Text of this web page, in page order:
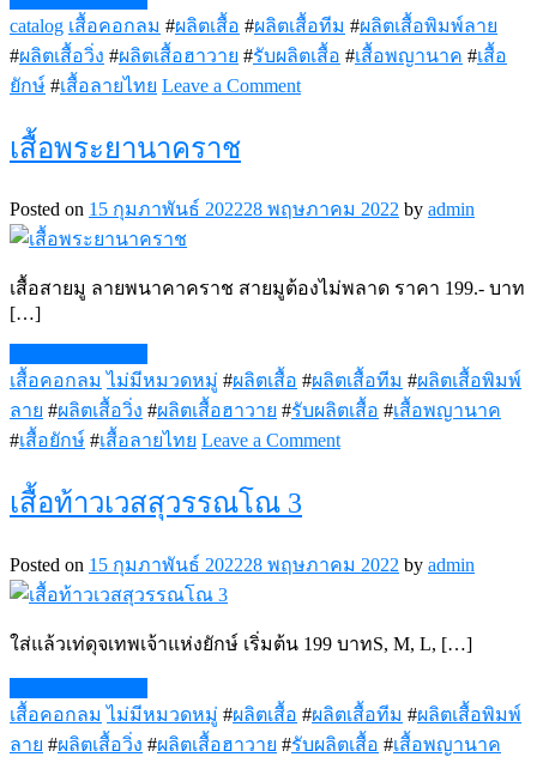
catalog เสื้อคอกลม #ผลิตเสื้อ #ผลิตเสื้อทีม #ผลิตเสื้อพิมพ์ลาย
#ผลิตเสื้อวิ่ง #ผลิตเสื้อฮาวาย #รับผลิตเสื้อ #เสื้อพญานาค #เสื้อ
ยักษ์ #เสื้อลายไทย Leave a Commenton
เสื้อพระยานาคราช
Posted on 15 กุมภาพันธ์ 202228 พฤษภาคม 2022 by admin
เสื้อสายมู ลายพนาคาคราช สายมูต้องไม่พลาด ราคา 199.- บาท
[…]
เสื้อคอกลม ไม่มีหมวดหมู่ #ผลิตเสื้อ #ผลิตเสื้อทีม #ผลิตเสื้อพิมพ์
ลาย #ผลิตเสื้อวิ่ง #ผลิตเสื้อฮาวาย #รับผลิตเสื้อ #เสื้อพญานาค
#เสื้อยักษ์ #เสื้อลายไทย Leave a Commenton
เสื้อท้าวเวสสุวรรณโณ 3
Posted on 15 กุมภาพันธ์ 202228 พฤษภาคม 2022 by admin
ใส่แล้วเท่ดุจเทพเจ้าแห่งยักษ์ เริ่มต้น 199 บาทS, M, L, […]
เสื้อคอกลม ไม่มีหมวดหมู่ #ผลิตเสื้อ #ผลิตเสื้อทีม #ผลิตเสื้อพิมพ์
ลาย #ผลิตเสื้อวิ่ง #ผลิตเสื้อฮาวาย #รับผลิตเสื้อ #เสื้อพญานาค